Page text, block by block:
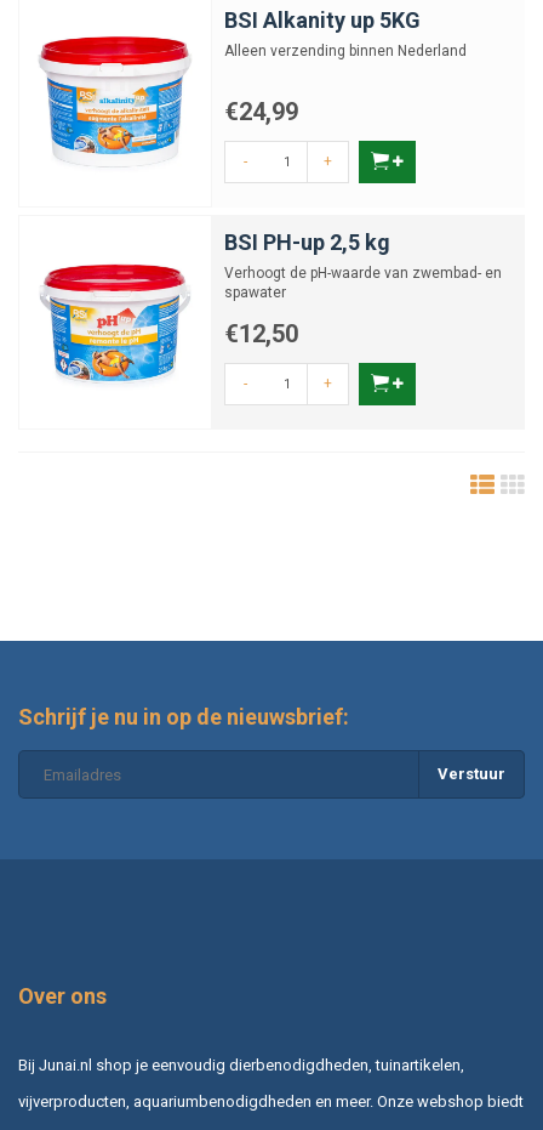
BSI Alkanity up 5KG
Alleen verzending binnen Nederland
€24,99
- +
BSI PH-up 2,5 kg
Verhoogt de pH-waarde van zwembad- en
spawater
€12,50
- +
Schrijf je nu in op de nieuwsbrief:
Verstuur
Over ons
Bij Junai.nl shop je eenvoudig dierbenodigdheden, tuinartikelen,
vijverproducten, aquariumbenodigdheden en meer. Onze webshop biedt